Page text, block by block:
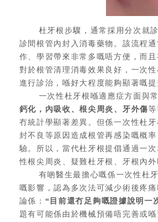
杜牙根步驟，通常採用分次就
診間根管內封入消毒藥物。該流程
作、學習帶來非常多嘅唔方便，而
對於根管清理消毒效果良好，一次
進行診治，喺好大程度能夠顯著嘅
一次性杜牙根喺適應症方面與
鈣化，內吸收、根尖周炎、牙外傷
冇統計學顯著差異。但係一次性杜
封不良等原因造成根管再感染嘅概
驗。所以，當代杜牙根提倡通過一
性根尖周炎、疑難杜牙根、牙根內
有啲醫生最擔心嘅係一次性杜
嘅影響，認為多次法可減少術後疼
論係： “目前還冇足夠嘅證據說明一
題有可能係由於機械預備唔完善或